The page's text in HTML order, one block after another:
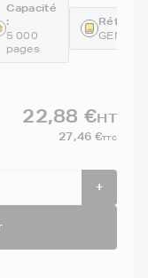
Capacité
:
5 000
pages
22,88 €HT
27,46 €TTC
+